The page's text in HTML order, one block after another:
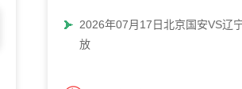
2026年07月17日北京国安VS辽
放